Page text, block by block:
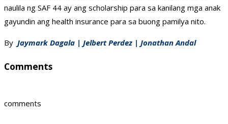
naulila ng SAF 44 ay ang scholarship para sa kanilang mga anak
gayundin ang health insurance para sa buong pamilya nito.
By Jaymark Dagala | Jelbert Perdez | Jonathan Andal
Comments
comments